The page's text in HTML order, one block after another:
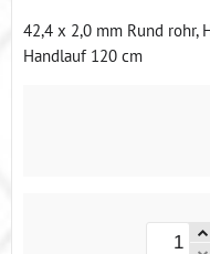
42,4 x 2,0 mm Rund rohr,
Handlauf 120 cm